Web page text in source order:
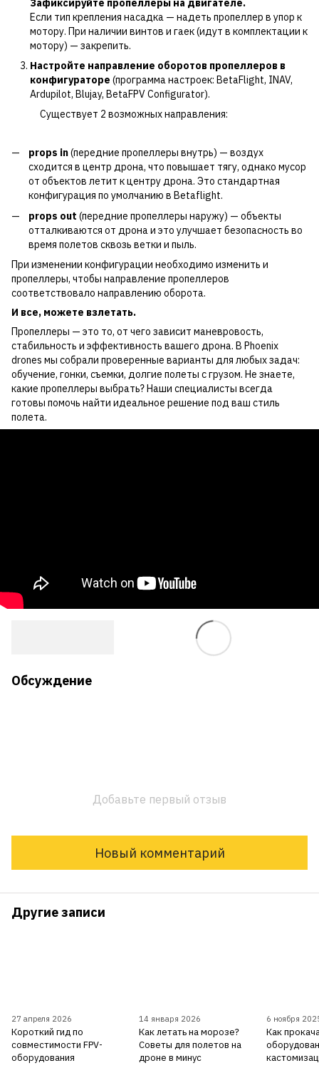
Зафиксируйте пропеллеры на двигателе.
Если тип крепления насадка — надеть пропеллер в упор к
мотору. При наличии винтов и гаек (идут в комплектации к
мотору) — закрепить.
Настройте направление оборотов пропеллеров в
конфигураторе (программа настроек: BetaFlight, INAV,
Ardupilot, Blujay, BetaFPV Configurator).
Существует 2 возможных направления:
props in(передние пропеллеры внутрь) — воздух
сходится в центр дрона, что повышает тягу, однако мусор
от объектов летит к центру дрона. Это стандартная
конфигурация по умолчанию в Betaflight.
props out (передние пропеллеры наружу) — объекты
отталкиваются от дрона и это улучшает безопасность во
время полетов сквозь ветки и пыль.
При изменении конфигурации необходимо изменить и
пропеллеры, чтобы направление пропеллеров
соответствовало направлению оборота.
И все, можете взлетать.
Пропеллеры — это то, от чего зависит маневровость,
стабильность и эффективность вашего дрона. В Phoenix
drones мы собрали проверенные варианты для любых задач:
обучение, гонки, съемки, долгие полеты с грузом. Не знаете,
какие пропеллеры выбрать? Наши специалисты всегда
готовы помочь найти идеальное решение под ваш стиль
полета.
Обсуждение
Добавьте первый отзыв
Новый комментарий
Другие записи
27 апреля 2026
Короткий гид по
совместимости FPV-
оборудования
14 января 2026
Как летать на морозе?
Советы для полетов на
дроне в минус
6 ноября
Как